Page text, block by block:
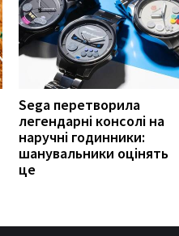
Sega перетворила
легендарні консолі на
наручні годинники:
шанувальники оцінять
це